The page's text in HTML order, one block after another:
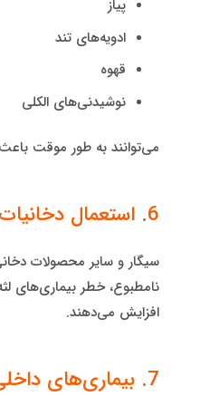
پیاز
ادویه‌های تند
قهوه
نوشیدنی‌های الکلی
می‌توانند به طور موقت
6. استعمال دخانیات
سیگار و سایر محصولات
نامطبوع، خطر بیماری‌های
افزایش می‌دهند.
7. بیماری‌های داخلی